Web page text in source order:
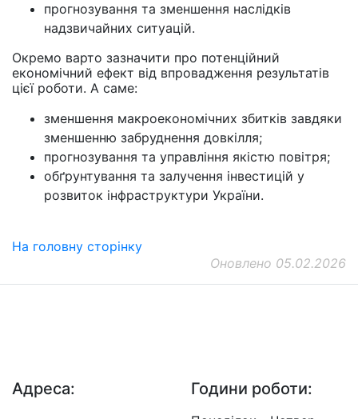
прогнозування та зменшення наслідків
надзвичайних ситуацій.
Окремо варто зазначити про потенційний
економічний ефект від впровадження результатів
цієї роботи. А саме:
зменшення макроекономічних збитків завдяки
зменшенню забруднення довкілля;
прогнозування та управління якістю повітря;
обґрунтування та залучення інвестицій у
розвиток інфраструктури України.
На головну сторінку
Оновлено 05.02.2026
Адреса: Години роботи: